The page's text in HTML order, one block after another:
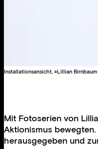
Installationsansicht, »Lillian
Mit Fotoserien von
Aktionismus
herausgegeben und